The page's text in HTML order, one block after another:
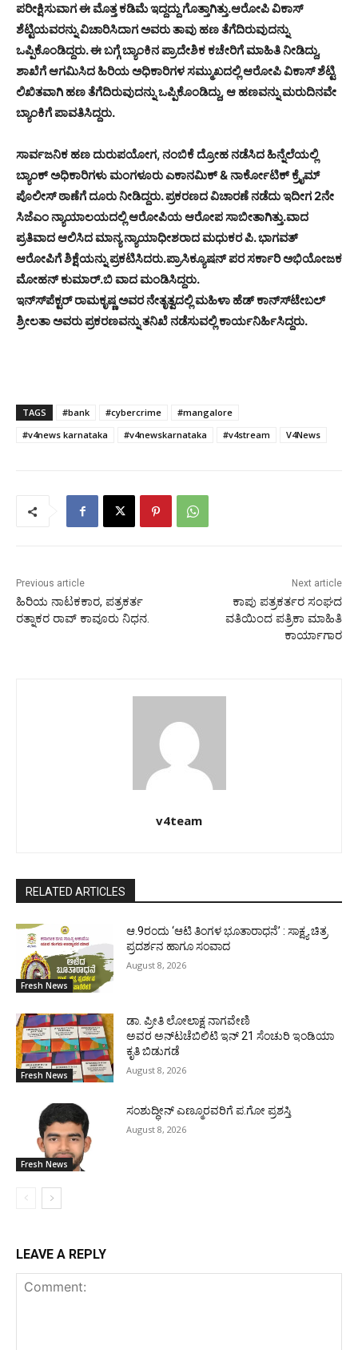
ಪರೀಕ್ಷಿಸುವಾಗ ಈ ಮೊತ್ತ ಕಡಿಮೆ ಇದ್ದದ್ದು ಗೊತ್ತಾಗಿತ್ತು.ಆರೋಪಿ ವಿಕಾಸ್
ಶೆಟ್ಟಿಯವರನ್ನು ವಿಚಾರಿಸಿದಾಗ ಅವರು ತಾವು ಹಣ ತೆಗೆದಿರುವುದನ್ನು
ಒಪ್ಪಿಕೊಂಡಿದ್ದರು. ಈ ಬಗ್ಗೆ ಬ್ಯಾಂಕಿನ ಪ್ರಾದೇಶಿಕ ಕಚೇರಿಗೆ ಮಾಹಿತಿ ನೀಡಿದ್ದು,
ಶಾಖೆಗೆ ಆಗಮಿಸಿದ ಹಿರಿಯ ಅಧಿಕಾರಿಗಳ ಸಮ್ಮುಖದಲ್ಲಿ ಆರೋಪಿ ವಿಕಾಸ್ ಶೆಟ್ಟಿ
ಲಿಖಿತವಾಗಿ ಹಣ ತೆಗೆದಿರುವುದನ್ನು ಒಪ್ಪಿಕೊಂಡಿದ್ದು, ಆ ಹಣವನ್ನು ಮರುದಿನವೇ
ಬ್ಯಾಂಕಿಗೆ ಪಾವತಿಸಿದ್ದರು.
ಸಾರ್ವಜನಿಕ ಹಣ ದುರುಪಯೋಗ, ನಂಬಿಕೆ ದ್ರೋಹ ನಡೆಸಿದ ಹಿನ್ನೆಲೆಯಲ್ಲಿ
ಬ್ಯಾಂಕ್ ಅಧಿಕಾರಿಗಳು ಮಂಗಳೂರು ಎಕಾನಮಿಕ್ & ನಾರ್ಕೋಟಿಕ್ ಕ್ರೈಮ್
ಪೊಲೀಸ್ ಠಾಣೆಗೆ ದೂರು ನೀಡಿದ್ದರು. ಪ್ರಕರಣದ ವಿಚಾರಣೆ ನಡೆದು ಇದೀಗ 2ನೇ
ಸಿಜೆಎಂ ನ್ಯಾಯಾಲಯದಲ್ಲಿ ಆರೋಪಿಯ ಆರೋಪ ಸಾಬೀತಾಗಿತ್ತು.ವಾದ
ಪ್ರತಿವಾದ ಆಲಿಸಿದ ಮಾನ್ಯ ನ್ಯಾಯಾಧೀಶರಾದ ಮಧುಕರ ಪಿ. ಭಾಗವತ್
ಆರೋಪಿಗೆ ಶಿಕ್ಷೆಯನ್ನು ಪ್ರಕಟಿಸಿದರು.ಪ್ರಾಸಿಕ್ಯೂಷನ್ ಪರ ಸರ್ಕಾರಿ ಅಭಿಯೋಜಕ
ಮೋಹನ್ ಕುಮಾರ್.ಬಿ ವಾದ ಮಂಡಿಸಿದ್ದರು.
ಇನ್ಸ್‍ಪೆಕ್ಟರ್ ರಾಮಕೃಷ್ಣ ಅವರ ನೇತೃತ್ವದಲ್ಲಿ ಮಹಿಳಾ ಹೆಡ್ ಕಾನ್ಸ್‍ಟೇಬಲ್
ಶ್ರೀಲತಾ ಅವರು ಪ್ರಕರಣವನ್ನು ತನಿಖೆ ನಡೆಸುವಲ್ಲಿ ಕಾರ್ಯನಿರ್ಹಿಸಿದ್ದರು.
TAGS #bank #cybercrime
#mangalore
#v4news karnataka
#v4newskarnataka #v4stream V4News
Previous article
ಹಿರಿಯ ನಾಟಕಕಾರ, ಪತ್ರಕರ್ತ
ರತ್ನಾಕರ ರಾವ್ ಕಾವೂರು ನಿಧನ.
Next article
ಕಾಪು ಪತ್ರಕರ್ತರ ಸಂಘದ
ವತಿಯಿಂದ ಪತ್ರಿಕಾ ಮಾಹಿತಿ
ಕಾರ್ಯಾಗಾರ
v4team
RELATED ARTICLES
Fresh News
ಆ.9ರಂದು ‘ಆಟಿ ತಿಂಗಳ ಭೂತಾರಾಧನೆ’ : ಸಾಕ್ಷ್ಯ ಚಿತ್ರ
ಪ್ರದರ್ಶನ ಹಾಗೂ ಸಂವಾದ
August 8, 2026
Fresh News
ಡಾ. ಪ್ರೀತಿ ಲೋಲಾಕ್ಷ ನಾಗವೇಣಿ
ಅವರ ಅನ್‌ಟಚೆಬಿಲಿಟಿ ಇನ್ 21 ಸೆಂಚುರಿ ಇಂಡಿಯಾ
ಕೃತಿ ಬಿಡುಗಡೆ
August 8, 2026
Fresh News
ಸಂಶುದ್ಧೀನ್ ಎಣ್ಮೂರವರಿಗೆ ಪ.ಗೋ ಪ್ರಶಸ್ತಿ
August 8, 2026
LEAVE A REPLY